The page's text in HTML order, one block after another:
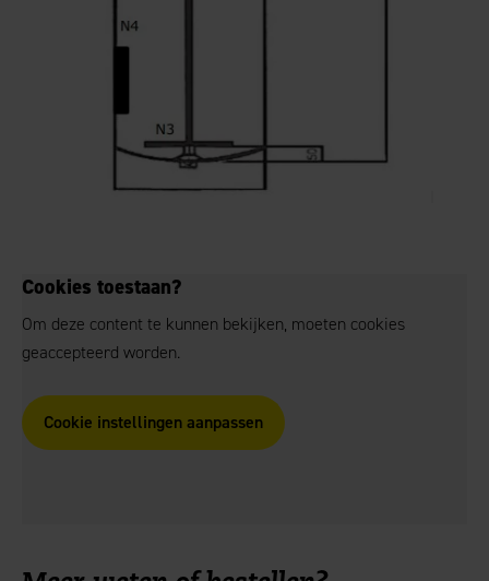
Cookies toestaan?
Om deze content te kunnen bekijken, moeten cookies
geaccepteerd worden.
Cookie instellingen aanpassen